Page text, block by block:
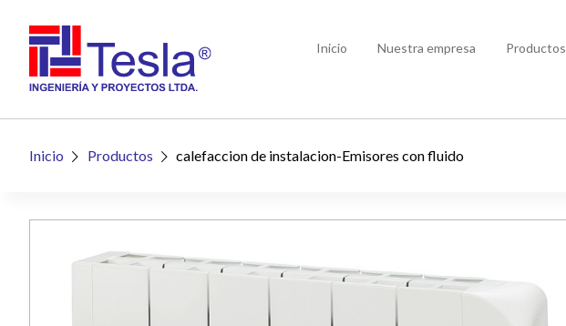
Inicio Nuestra empresa Productos
Inicio  Productos  calefaccion de instalacion-Emisores con fluido